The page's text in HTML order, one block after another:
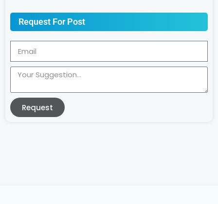
Request For Post
Request